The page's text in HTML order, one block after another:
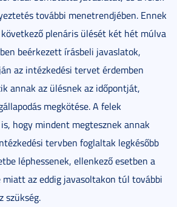
további menetrendjében. Ennek
plenáris ülését két hét múlva
beérkezett írásbeli javaslatok,
az intézkedési tervet érdemben
annak az ülésnek az időpontját,
megkötése. A felek
hogy mindent megtesznek annak
tervben foglaltak legkésőbb
léphessenek, ellenkező esetben a
miatt az eddig javasoltakon túl további
szükség.